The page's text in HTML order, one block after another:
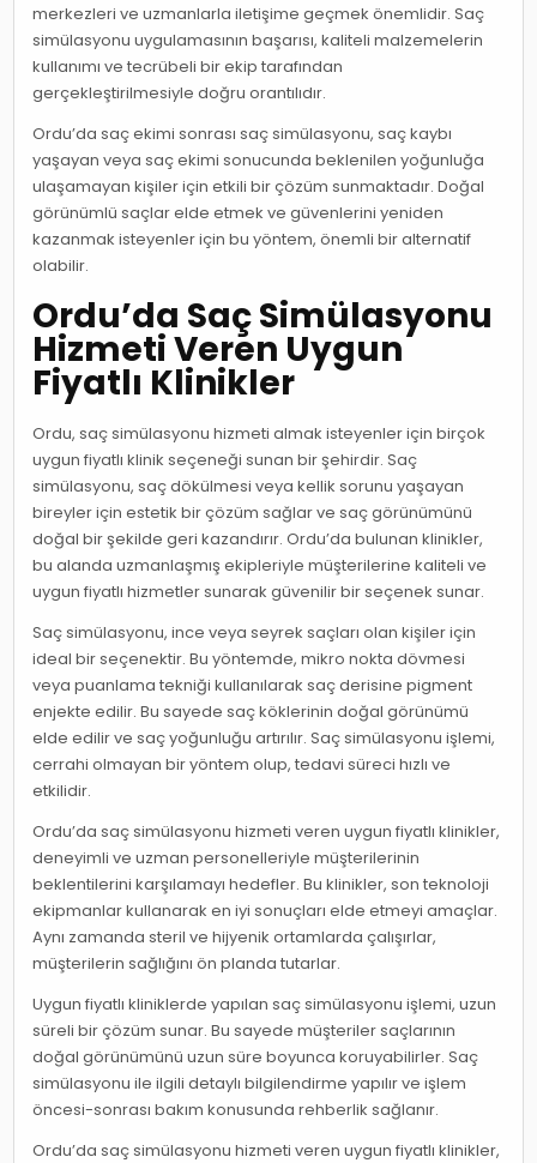
merkezleri ve uzmanlarla iletişime geçmek önemlidir. Saç
simülasyonu uygulamasının başarısı, kaliteli malzemelerin
kullanımı ve tecrübeli bir ekip tarafından
gerçekleştirilmesiyle doğru orantılıdır.
Ordu’da saç ekimi sonrası saç simülasyonu, saç kaybı
yaşayan veya saç ekimi sonucunda beklenilen yoğunluğa
ulaşamayan kişiler için etkili bir çözüm sunmaktadır. Doğal
görünümlü saçlar elde etmek ve güvenlerini yeniden
kazanmak isteyenler için bu yöntem, önemli bir alternatif
olabilir.
Ordu’da Saç Simülasyonu
Hizmeti Veren Uygun
Fiyatlı Klinikler
Ordu, saç simülasyonu hizmeti almak isteyenler için birçok
uygun fiyatlı klinik seçeneği sunan bir şehirdir. Saç
simülasyonu, saç dökülmesi veya kellik sorunu yaşayan
bireyler için estetik bir çözüm sağlar ve saç görünümünü
doğal bir şekilde geri kazandırır. Ordu’da bulunan klinikler,
bu alanda uzmanlaşmış ekipleriyle müşterilerine kaliteli ve
uygun fiyatlı hizmetler sunarak güvenilir bir seçenek sunar.
Saç simülasyonu, ince veya seyrek saçları olan kişiler için
ideal bir seçenektir. Bu yöntemde, mikro nokta dövmesi
veya puanlama tekniği kullanılarak saç derisine pigment
enjekte edilir. Bu sayede saç köklerinin doğal görünümü
elde edilir ve saç yoğunluğu artırılır. Saç simülasyonu işlemi,
cerrahi olmayan bir yöntem olup, tedavi süreci hızlı ve
etkilidir.
Ordu’da saç simülasyonu hizmeti veren uygun fiyatlı klinikler,
deneyimli ve uzman personelleriyle müşterilerinin
beklentilerini karşılamayı hedefler. Bu klinikler, son teknoloji
ekipmanlar kullanarak en iyi sonuçları elde etmeyi amaçlar.
Aynı zamanda steril ve hijyenik ortamlarda çalışırlar,
müşterilerin sağlığını ön planda tutarlar.
Uygun fiyatlı kliniklerde yapılan saç simülasyonu işlemi, uzun
süreli bir çözüm sunar. Bu sayede müşteriler saçlarının
doğal görünümünü uzun süre boyunca koruyabilirler. Saç
simülasyonu ile ilgili detaylı bilgilendirme yapılır ve işlem
öncesi-sonrası bakım konusunda rehberlik sağlanır.
Ordu’da saç simülasyonu hizmeti veren uygun fiyatlı klinikler,